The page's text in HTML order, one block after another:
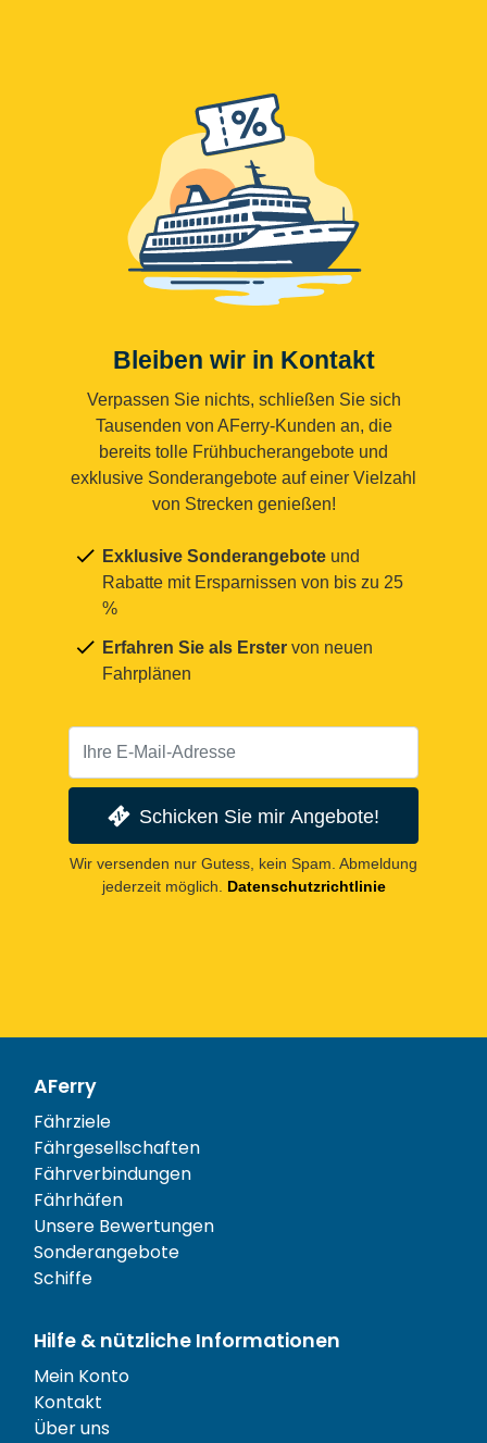
Bleiben wir in Kontakt
Verpassen Sie nichts, schließen Sie sich
Tausenden von AFerry-Kunden an, die
bereits tolle Frühbucherangebote und
exklusive Sonderangebote auf einer Vielzahl
von Strecken genießen!
Exklusive Sonderangebote und
Rabatte mit Ersparnissen von bis zu 25
%
Erfahren Sie als Erster von neuen
Fahrplänen
Schicken Sie mir Angebote!
Wir versenden nur Gutess, kein Spam. Abmeldung
jederzeit möglich.
Datenschutzrichtlinie
AFerry
Fährziele
Fährgesellschaften
Fährverbindungen
Fährhäfen
Unsere Bewertungen
Sonderangebote
Schiffe
Hilfe & nützliche Informationen
Mein Konto
Kontakt
Über uns